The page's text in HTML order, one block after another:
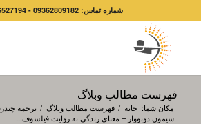
شماره تماس: 09362809182 - 36527194-9826+
فهرست مطالب وبلاگ
مکان شما: خانه / فهرست مطالب وبلاگ / ترجمه
سیمون دوبووار – معنای زندگی به روایت فیلسوف...